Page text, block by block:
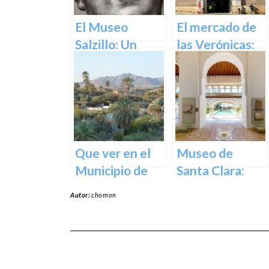
y Cultural en el
Corazón de la
Ciudad
El Museo
Salzillo: Un
Escultura
Barroca en
España en
Murcia
El mercado de
las Verónicas:
descubre el
mercado más
emblemático
de Murcia
Que ver en el
Municipio de
Museo de
Santa Clara:
Autor:chomon